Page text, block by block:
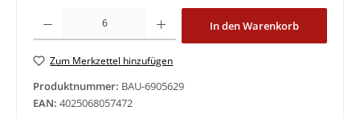
Produkt Anzahl: Gib den gewünschten Wert ein oder benutze die
In den Warenkorb
Zum Merkzettel hinzufügen
Produktnummer: BAU-6905629
EAN: 4025068057472